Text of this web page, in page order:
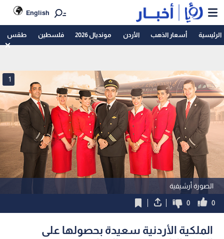
English
الرئيسية أسعار الذهب الأردن مونديال 2026 فلسطين طقس
الصورة أرشيفية
1
0
0
الملكية الأردنية سعيدة بحصولها على